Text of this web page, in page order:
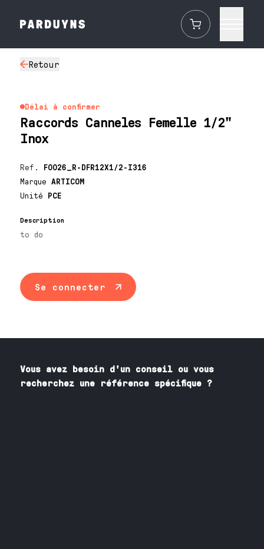
Retour
Délai à confirmer
Raccords Canneles Femelle 1/2"
Inox
Ref. F0026_R-DFR12X1/2-I316
MarqueARTICOM
Unité PCE
Description
to do
Se connecter
Vous avez besoin d'un conseil ou vous
recherchez une référence spécifique ?